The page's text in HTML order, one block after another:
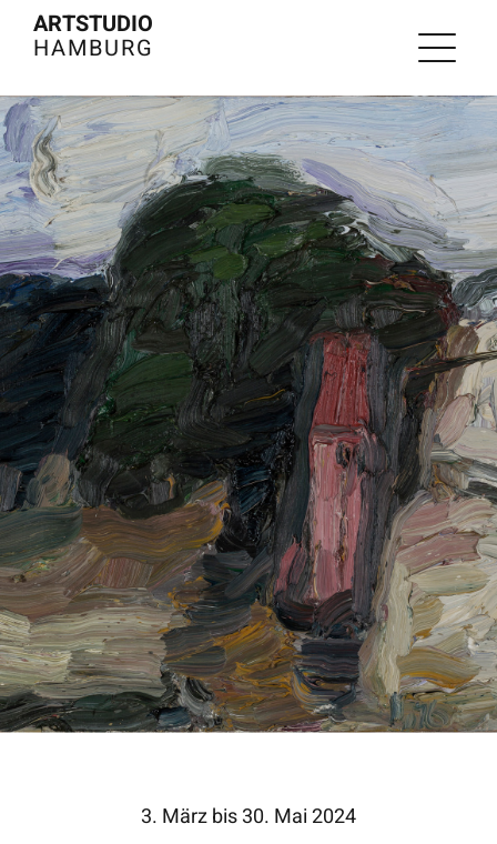
Zum
Inhalt
ARTSTUDIO
HAMBURG
3. März bis 30. Mai 2024